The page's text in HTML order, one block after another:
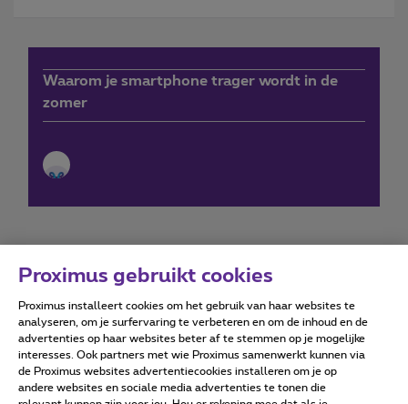
Waarom je smartphone trager wordt in de
zomer
Forumvoorwaarden Accessibility statement
Proximus gebruikt cookies
Proximus installeert cookies om het gebruik van haar websites te
analyseren, om je surfervaring te verbeteren en om de inhoud en de
advertenties op haar websites beter af te stemmen op je mogelijke
interesses. Ook partners met wie Proximus samenwerkt kunnen via
de Proximus websites advertentiecookies installeren om je op
andere websites en sociale media advertenties te tonen die